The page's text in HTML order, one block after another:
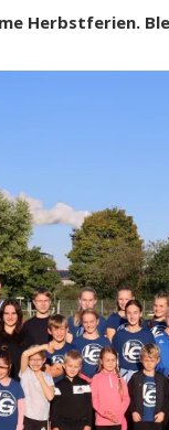
Herbstferien.